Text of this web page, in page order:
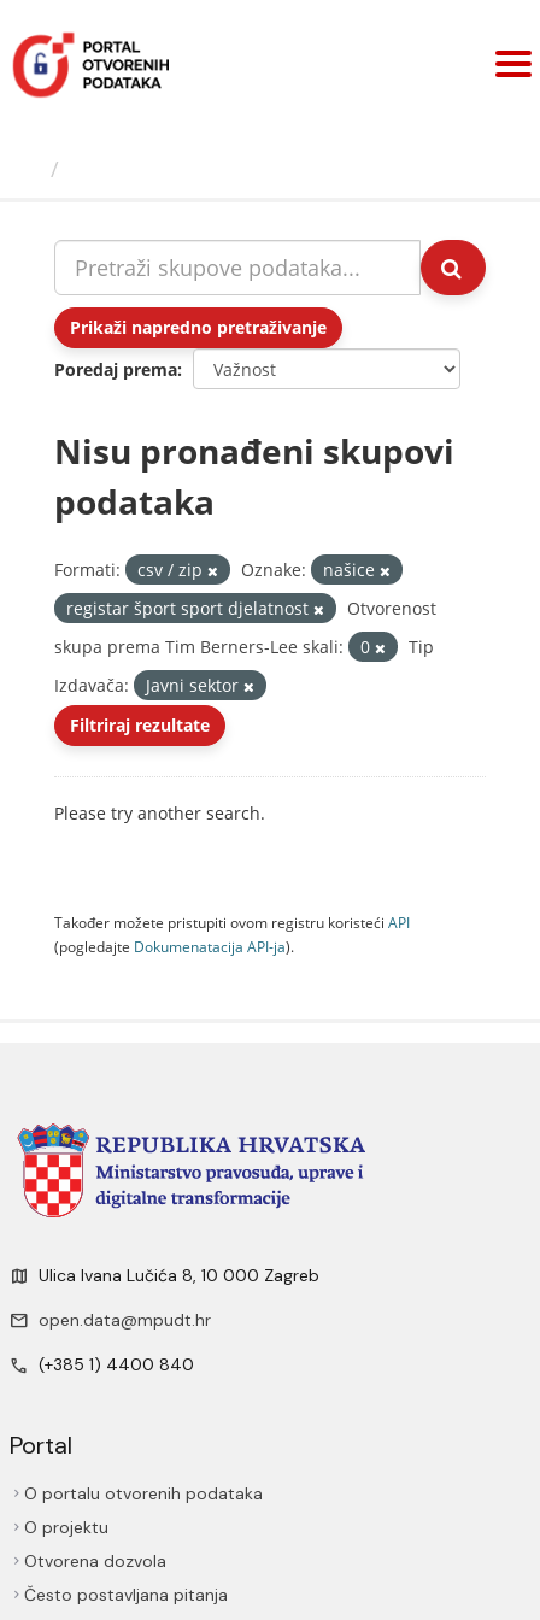
sadržaj
Prikaži napredno pretraživanje
Poredaj prema
Nisu pronađeni skupovi
podataka
Formati: csv / zip Oznake:
našice
registar šport sport djelatnost
Otvorenost
skupa prema Tim Berners-Lee skali:
0
Tip
Izdavača:
Javni sektor
Filtriraj rezultate
Please try another search.
Također možete pristupiti ovom registru koristeći API
(pogledajte Dokumenаtаcijа API-jа).